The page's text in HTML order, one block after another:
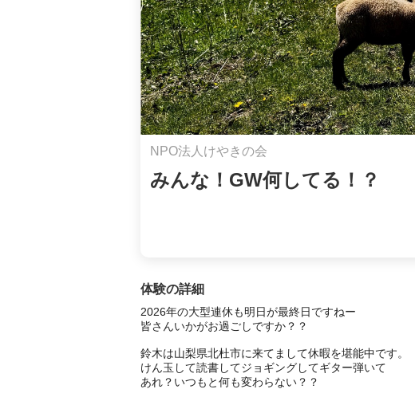
NPO法人けやきの会
みんな！GW何してる！？
体験の詳細
2026年の大型連休も明日が最終日ですねー
皆さんいかがお過ごしですか？？
鈴木は山梨県北杜市に来てまして休暇を堪能中です。
けん玉して読書してジョギングしてギター弾いて
あれ？いつもと何も変わらない？？